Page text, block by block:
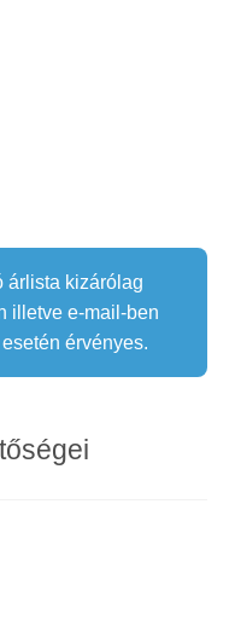
árlista kizárólag
illetve e-mail-ben
érvényes.